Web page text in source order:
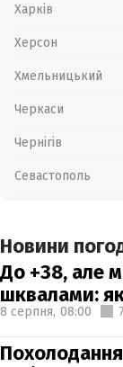
Харків
Херсон
Хмельницький
Черкаси
Чернігів
Севастополь
Новини
До +38, але
шквалами:
8 серпня, 08:00